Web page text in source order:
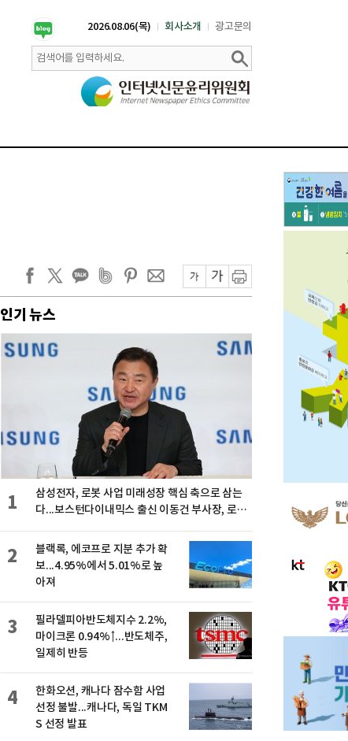
2026.08.06(목) 회사소개 광고문의
인기 뉴스
삼성전자, 로봇 사업 미래성장 핵심 축으로 삼는
다...보스턴다이내믹스 출신 이동건 부사장, 로보
1
블랙록, 에코프로 지분 추가 확
보...4.95%에서 5.01%로 높
아져
2
필라델피아반도체지수 2.2%,
마이크론 0.94%↑...반도체주,
일제히 반등
3
한화오션, 캐나다 잠수함 사업
선정 불발...캐나다, 독일 TKM
S 선정 발표
4